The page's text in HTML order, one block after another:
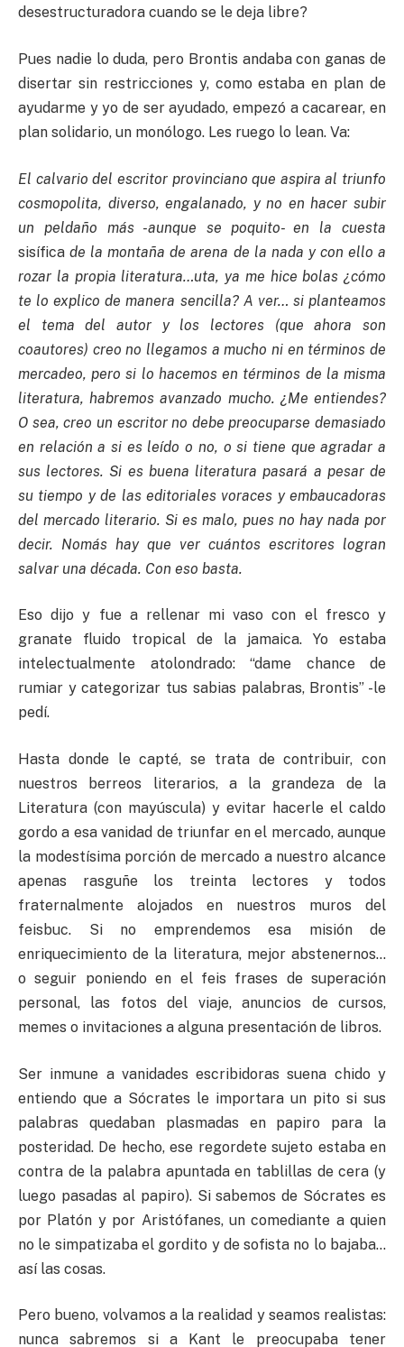
desestructuradora cuando se le deja libre?
Pues nadie lo duda, pero Brontis andaba con ganas de
disertar sin restricciones y, como estaba en plan de
ayudarme y yo de ser ayudado, empezó a cacarear, en
plan solidario, un monólogo. Les ruego lo lean. Va:
El calvario del escritor provinciano que aspira al triunfo
cosmopolita, diverso, engalanado, y no en hacer subir
un peldaño más -aunque se poquito- en la cuesta
sisíficade la montaña de arena de la nada y con ello a
rozar la propia literatura…uta, ya me hice bolas ¿cómo
te lo explico de manera sencilla? A ver… si planteamos
el tema del autor y los lectores (que ahora son
coautores) creo no llegamos a mucho ni en términos de
mercadeo, pero si lo hacemos en términos de la misma
literatura, habremos avanzado mucho. ¿Me entiendes?
O sea, creo un escritor no debe preocuparse demasiado
en relación a si es leído o no, o si tiene que agradar a
sus lectores. Si es buena literatura pasará a pesar de
su tiempo y de las editoriales voraces y embaucadoras
del mercado literario. Si es malo, pues no hay nada por
decir. Nomás hay que ver cuántos escritores logran
salvar una década. Con eso basta.
Eso dijo y fue a rellenar mi vaso con el fresco y
granate fluido tropical de la jamaica. Yo estaba
intelectualmente atolondrado: “dame chance de
rumiar y categorizar tus sabias palabras, Brontis” -le
pedí.
Hasta donde le capté, se trata de contribuir, con
nuestros berreos literarios, a la grandeza de la
Literatura (con mayúscula) y evitar hacerle el caldo
gordo a esa vanidad de triunfar en el mercado, aunque
la modestísima porción de mercado a nuestro alcance
apenas rasguñe los treinta lectores y todos
fraternalmente alojados en nuestros muros del
feisbuc. Si no emprendemos esa misión de
enriquecimiento de la literatura, mejor abstenernos…
o seguir poniendo en el feis frases de superación
personal, las fotos del viaje, anuncios de cursos,
memes o invitaciones a alguna presentación de libros.
Ser inmune a vanidades escribidoras suena chido y
entiendo que a Sócrates le importara un pito si sus
palabras quedaban plasmadas en papiro para la
posteridad. De hecho, ese regordete sujeto estaba en
contra de la palabra apuntada en tablillas de cera (y
luego pasadas al papiro). Si sabemos de Sócrates es
por Platón y por Aristófanes, un comediante a quien
no le simpatizaba el gordito y de sofista no lo bajaba…
así las cosas.
Pero bueno, volvamos a la realidad y seamos realistas:
nunca sabremos si a Kant le preocupaba tener